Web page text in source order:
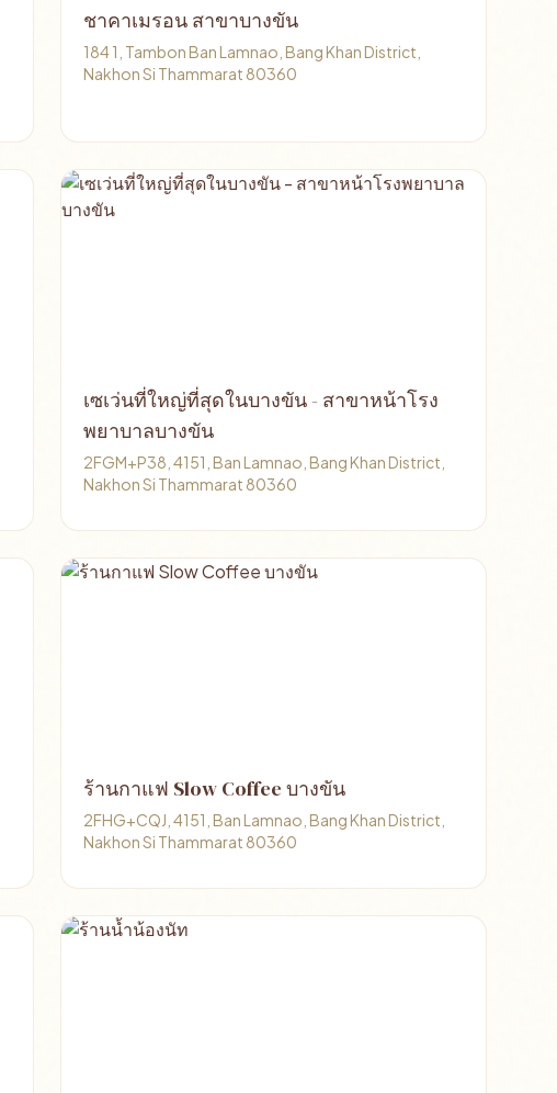
ชาคาเมรอน สาขาบางขัน
184 1, Tambon Ban Lamnao, Bang Khan District,
Nakhon Si Thammarat 80360
เซเว่นที่ใหญ่ที่สุดในบางขัน - สาขาหน้าโรง
พยาบาลบางขัน
2FGM+P38, 4151, Ban Lamnao, Bang Khan District,
Nakhon Si Thammarat 80360
ร้านกาแฟ Slow Coffee บางขัน
2FHG+CQJ, 4151, Ban Lamnao, Bang Khan District,
Nakhon Si Thammarat 80360